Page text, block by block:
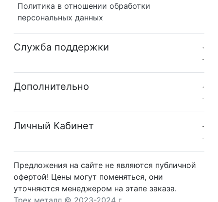
Политика в отношении обработки
персональных данных
Служба поддержки
Дополнительно
Личный Кабинет
Предложения на сайте не являются публичной
офертой! Цены могут поменяться, они
уточняются менеджером на этапе заказа.
Трек металл © 2023-2024 г.